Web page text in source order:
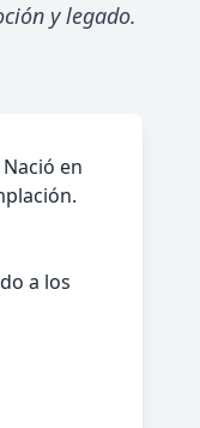
y legado.
en
a los